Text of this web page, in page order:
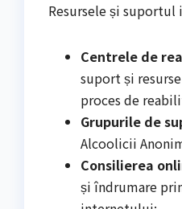
Resursele și suportul
Centrele de
suport și
proces de
Grupurile de
Alcoolicii
Consilierea
și îndrumare